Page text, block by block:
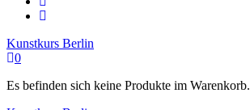
Kunstkurs Berlin
0
Es befinden sich keine Produkte im Warenkorb.